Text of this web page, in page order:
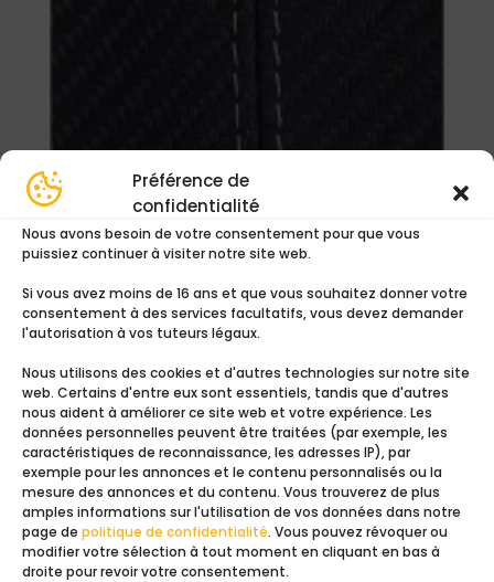
Préférence de
confidentialité
Nous avons besoin de votre consentement pour que vous
puissiez continuer à visiter notre site web.
Si vous avez moins de 16 ans et que vous souhaitez donner votre
consentement à des services facultatifs, vous devez demander
l'autorisation à vos tuteurs légaux.
Nous utilisons des cookies et d'autres technologies sur notre site
web. Certains d'entre eux sont essentiels, tandis que d'autres
nous aident à améliorer ce site web et votre expérience. Les
données personnelles peuvent être traitées (par exemple, les
caractéristiques de reconnaissance, les adresses IP), par
exemple pour les annonces et le contenu personnalisés ou la
mesure des annonces et du contenu. Vous trouverez de plus
amples informations sur l'utilisation de vos données dans notre
page de politique de confidentialité. Vous pouvez révoquer ou
modifier votre sélection à tout moment en cliquant en bas à
droite pour revoir votre consentement.
29,00€
Ajouter au devis
Ajouter au panier